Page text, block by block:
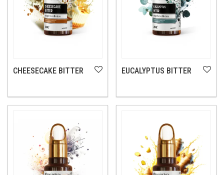
CHEESECAKE BITTER EUCALYPTUS BITTER